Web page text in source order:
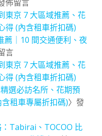
佈留言
東京 7 大區域推薦、花
得 (內含租車折扣碼)
薦｜10 間交通便利、夜
言
東京 7 大區域推薦、花
得 (內含租車折扣碼)
選必訪名所、花期預
租車專屬折扣碼)〉發
Tabirai、TOCOO 比